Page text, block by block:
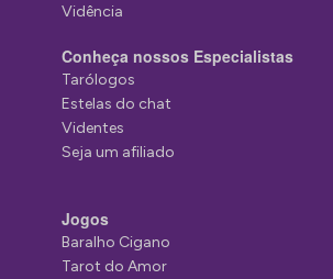
Vidência
Conheça nossos Especialistas
Tarólogos
Estelas do chat
Videntes
Seja um afiliado
Jogos
Baralho Cigano
Tarot do Amor